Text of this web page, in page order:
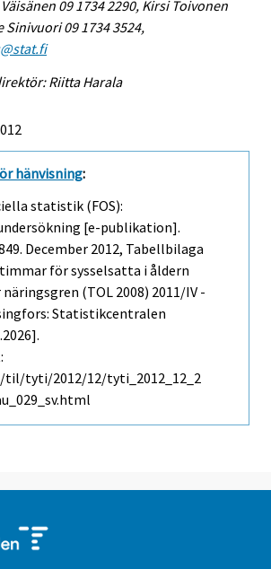
09 1734 2290, Kirsi Toivonen
Sinivuori 09 1734 3524,
Riitta Harala
hänvisning:
statistik (FOS):
[e-publikation].
December 2012, Tabellbilaga
för sysselsatta i åldern
(TOL 2008) 2011/IV -
Statistikcentralen
tyti/2012/12/tyti_2012_12_2